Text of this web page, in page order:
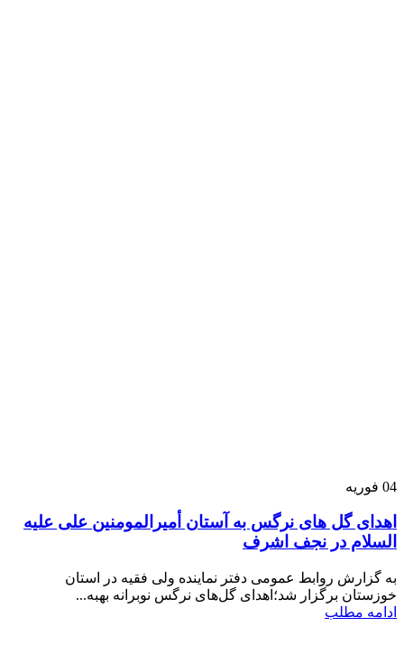
04 فوریه
اهدای گل های نرگس به آستان أمیرالمومنین علی علیه
السلام در نجف اشرف
به گزارش روابط عمومی دفتر نماینده ولی فقیه در استان
خوزستان برگزار شد؛اهدای گل‌های نرگس نوبرانه بهبه...
ادامه مطلب